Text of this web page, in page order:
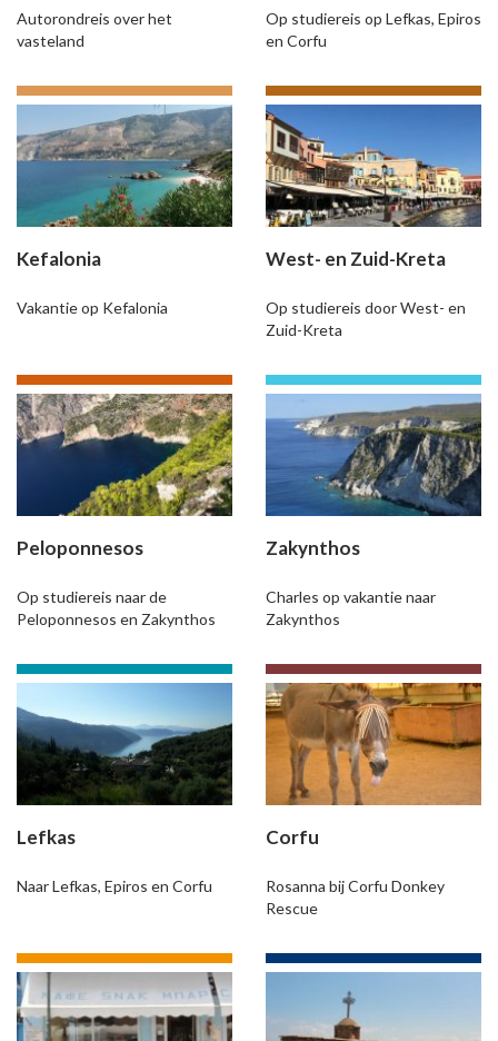
Autorondreis over het
vasteland
Op studiereis op Lefkas, Epiros
en Corfu
Kefalonia
Vakantie op Kefalonia
West- en Zuid-Kreta
Op studiereis door West- en
Zuid-Kreta
Peloponnesos
Op studiereis naar de
Peloponnesos en Zakynthos
Zakynthos
Charles op vakantie naar
Zakynthos
Lefkas
Naar Lefkas, Epiros en Corfu
Corfu
Rosanna bij Corfu Donkey
Rescue